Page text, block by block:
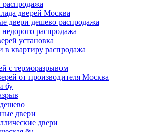
распродажа
дверей Москва
двери дешево распродажа
распродажа
установка
в квартиру распродажа
с терморазрывом
от производителя Москва
бу
двери
двери